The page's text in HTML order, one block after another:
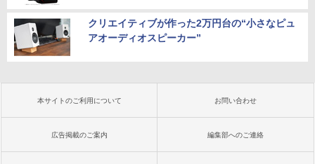
クリエイティブが作った2万円台の“小さなピュ
アオーディオスピーカー”
本サイトのご利用について お問い合わせ
広告掲載のご案内 編集部へのご連絡